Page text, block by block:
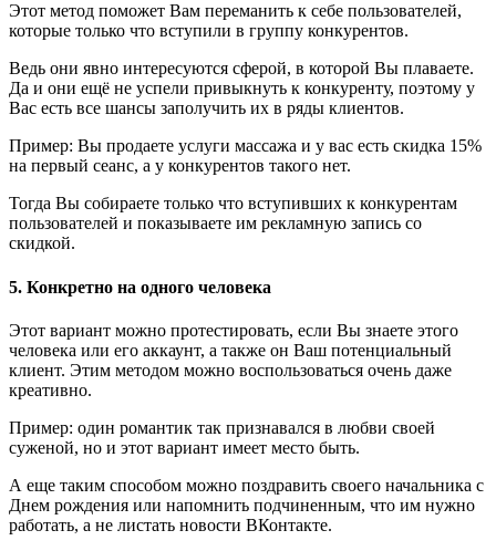
Этот метод поможет Вам переманить к себе пользователей,
которые только что вступили в группу конкурентов.
Ведь они явно интересуются сферой, в которой Вы плаваете.
Да и они ещё не успели привыкнуть к конкуренту, поэтому у
Вас есть все шансы заполучить их в ряды клиентов.
Пример: Вы продаете услуги массажа и у вас есть скидка 15%
на первый сеанс, а у конкурентов такого нет.
Тогда Вы собираете только что вступивших к конкурентам
пользователей и показываете им рекламную запись со
скидкой.
5. Конкретно на одного человека
Этот вариант можно протестировать, если Вы знаете этого
человека или его аккаунт, а также он Ваш потенциальный
клиент. Этим методом можно воспользоваться очень даже
креативно.
Пример: один романтик так признавался в любви своей
суженой, но и этот вариант имеет место быть.
А еще таким способом можно поздравить своего начальника с
Днем рождения или напомнить подчиненным, что им нужно
работать, а не листать новости ВКонтакте.